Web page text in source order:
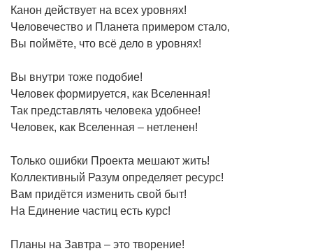
Канон действует на всех уровнях!
Человечество и Планета примером стало,
Вы поймёте, что всё дело в уровнях!
Вы внутри тоже подобие!
Человек формируется, как Вселенная!
Так представлять человека удобнее!
Человек, как Вселенная – нетленен!
Только ошибки Проекта мешают жить!
Коллективный Разум определяет ресурс!
Вам придётся изменить свой быт!
На Единение частиц есть курс!
Планы на Завтра – это творение!